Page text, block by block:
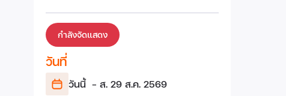
กำลังจัดแสดง
วันที่
วันนี้- ส. 29 ส.ค. 2569